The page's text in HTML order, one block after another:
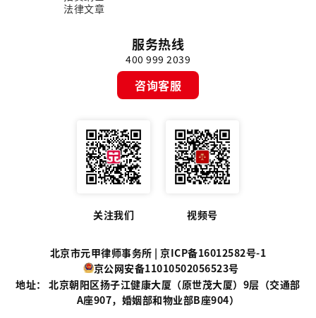
法律文章
服务热线
400 999 2039
咨询客服
关注我们 视频号
北京市元甲律师事务所 |京ICP备16012582号-1
京公网安备11010502056523号
地址： 北京朝阳区扬子江健康大厦（原世茂大厦）9层（交通部
A座907，婚姻部和物业部B座904）